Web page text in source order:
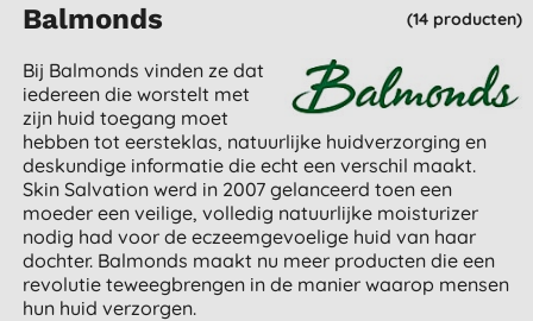
(14 producten)
Balmonds
Bij Balmonds vinden ze dat
iedereen die worstelt met
zijn huid toegang moet
hebben tot eersteklas, natuurlijke huidverzorging en
deskundige informatie die echt een verschil maakt.
Skin Salvation werd in 2007 gelanceerd toen een
moeder een veilige, volledig natuurlijke moisturizer
nodig had voor de eczeemgevoelige huid van haar
dochter. Balmonds maakt nu meer producten die een
revolutie teweegbrengen in de manier waarop mensen
hun huid verzorgen.